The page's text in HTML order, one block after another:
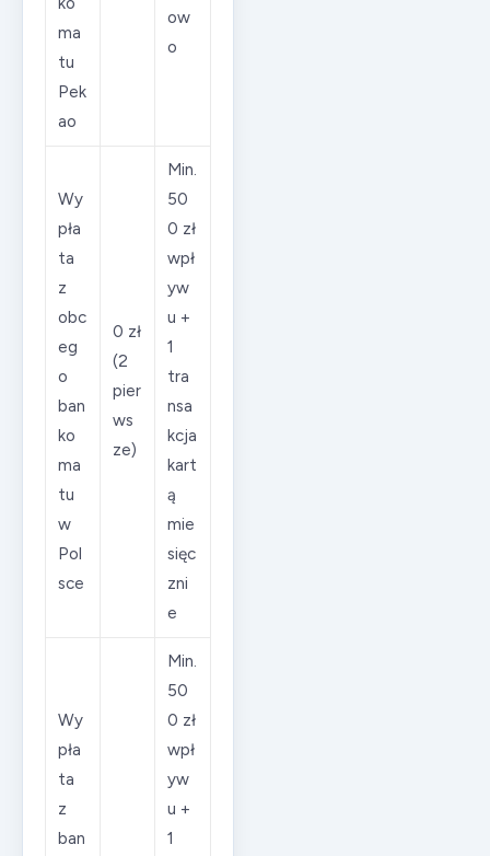
ma
tu
Pek
ao
ow
o
Wy
pła
ta
z
obc
eg
o
ban
ko
ma
tu
w
Pol
sce
0 zł
(2
pier
ws
ze)
Min.
50
0 zł
wpł
yw
u +
1
tra
nsa
kcja
kart
ą
mie
sięc
zni
e
Wy
pła
ta
z
ban
Min.
50
0 zł
wpł
yw
u +
1